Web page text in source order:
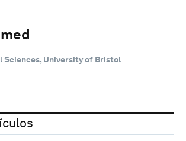
Sciences, University of Bristol